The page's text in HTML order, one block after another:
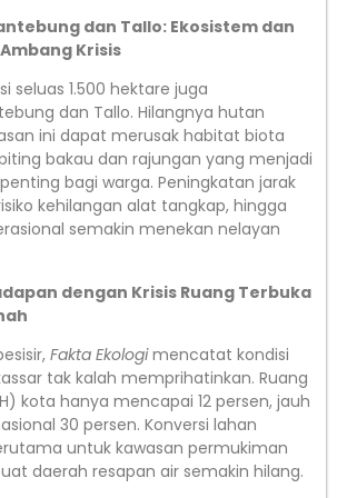
dan Tallo: Ekosistem dan
Krisis
seluas 1.500 hektare juga
dan Tallo. Hilangnya hutan
ini dapat merusak habitat biota
bakau dan rajungan yang menjadi
bagi warga. Peningkatan jarak
kehilangan alat tangkap, hingga
semakin menekan nelayan
dengan Krisis Ruang Terbuka
Fakta Ekologimencatat kondisi
tak kalah memprihatinkan. Ruang
kota hanya mencapai 12 persen, jauh
30 persen. Konversi lahan
untuk kawasan permukiman
daerah resapan air semakin hilang.